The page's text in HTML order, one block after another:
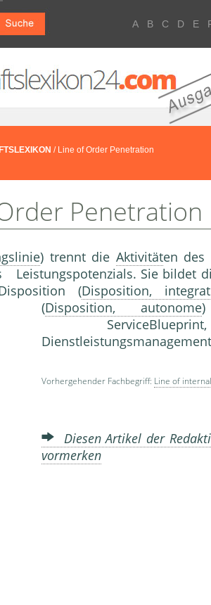
A B C D E
/ Line of Order Penetration
Penetration
) trennt die Aktivitäten des
Leistungspotenzials. Sie bildet
(Disposition,
(Disposition, autonome
Vorhergehender Fachbegriff: Line of
Diesen Artikel der
vormerken